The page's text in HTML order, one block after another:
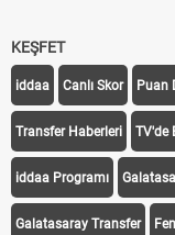
KEŞFET
iddaa Canlı Skor Puan
Transfer Haberleri TV'de
iddaa Programı
Galatasaray Transfer